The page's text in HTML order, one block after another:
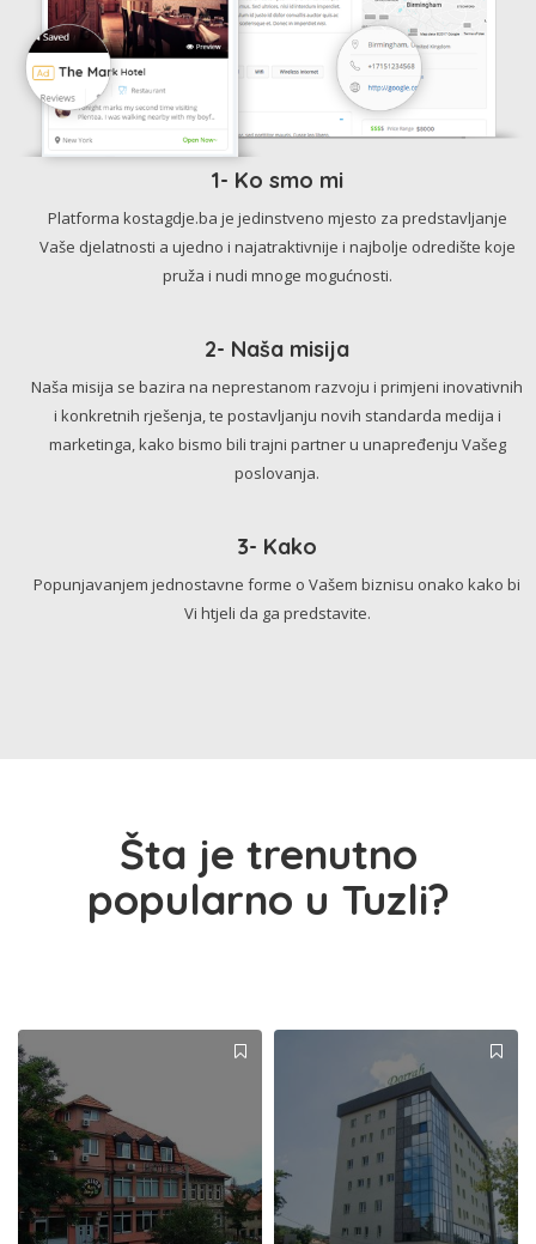
1- Ko smo mi
Platforma kostagdje.ba je jedinstveno mjesto za predstavljanje
Vaše djelatnosti a ujedno i najatraktivnije i najbolje odredište koje
pruža i nudi mnoge mogućnosti.
2- Naša misija
Naša misija se bazira na neprestanom razvoju i primjeni inovativnih
i konkretnih rješenja, te postavljanju novih standarda medija i
marketinga, kako bismo bili trajni partner u unapređenju Vašeg
poslovanja.
3- Kako
Popunjavanjem jednostavne forme o Vašem biznisu onako kako bi
Vi htjeli da ga predstavite.
Šta je trenutno
popularno u Tuzli?